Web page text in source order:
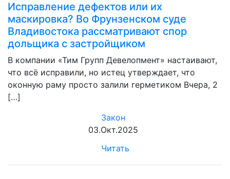
Исправление дефектов или их
маскировка? Во Фрунзенском суде
Владивостока рассматривают спор
дольщика с застройщиком
В компании «Тим Групп Девелопмент» настаивают,
что всё исправили, но истец утверждает, что
оконную раму просто залили герметиком Вчера, 2
[…]
Закон
03.Окт.2025
Читать